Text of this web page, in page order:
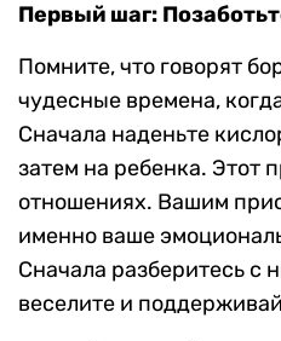
Первый шаг:
Помните, что говорят
чудесные времена,
Сначала наденьте
затем на ребенка. Этот
отношениях. Вашим
именно ваше
Сначала разберитесь с
веселите и